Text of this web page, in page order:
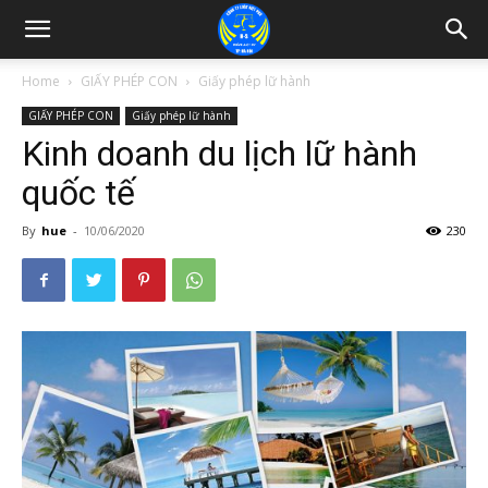
Home GIẤY PHÉP CON Giấy phép lữ hành
GIẤY PHÉP CON Giấy phép lữ hành
Kinh doanh du lịch lữ hành
quốc tế
By hue - 10/06/2020 230